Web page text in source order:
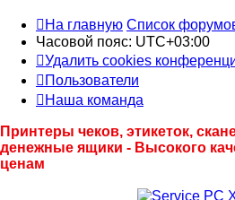
На главную Список
Часовой пояс: UTC+03:00
Удалить cookies
Пользователи
Наша команда
Принтеры чеков, этикеток,
денежные ящики - Высокого
ценам